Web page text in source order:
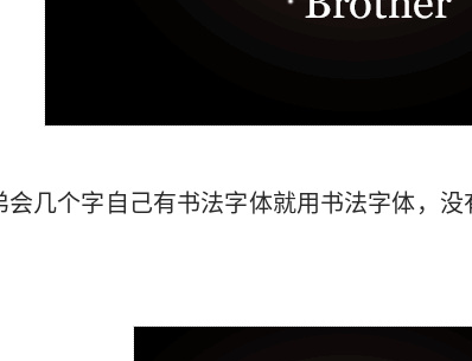
会几个字自己有书法字体就用书法字体，